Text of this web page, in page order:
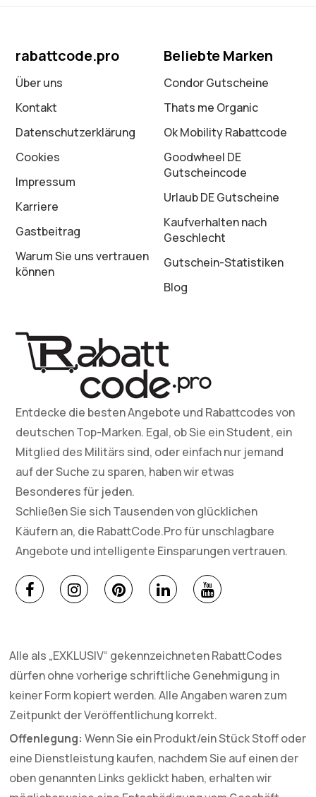
rabattcode.pro
Über uns
Kontakt
Datenschutz­erklärung
Cookies
Impressum
Karriere
Gastbeitrag
Warum Sie uns vertrauen
können
Beliebte Marken
Condor Gutscheine
Thats me Organic
Ok Mobility Rabattcode
Goodwheel DE
Gutscheincode
Urlaub DE Gutscheine
Kaufverhalten nach
Geschlecht
Gutschein-Statistiken
Blog
Entdecke die besten Angebote und Rabattcodes von
deutschen Top-Marken. Egal, ob Sie ein Student, ein
Mitglied des Militärs sind, oder einfach nur jemand
auf der Suche zu sparen, haben wir etwas
Besonderes für jeden.
Schließen Sie sich Tausenden von glücklichen
Käufern an, die RabattCode.Pro für unschlagbare
Angebote und intelligente Einsparungen vertrauen.
Alle als „EXKLUSIV“ gekennzeichneten RabattCodes
dürfen ohne vorherige schriftliche Genehmigung in
keiner Form kopiert werden. Alle Angaben waren zum
Zeitpunkt der Veröffentlichung korrekt.
Offenlegung: Wenn Sie ein Produkt/ein Stück Stoff oder
eine Dienstleistung kaufen, nachdem Sie auf einen der
oben genannten Links geklickt haben, erhalten wir